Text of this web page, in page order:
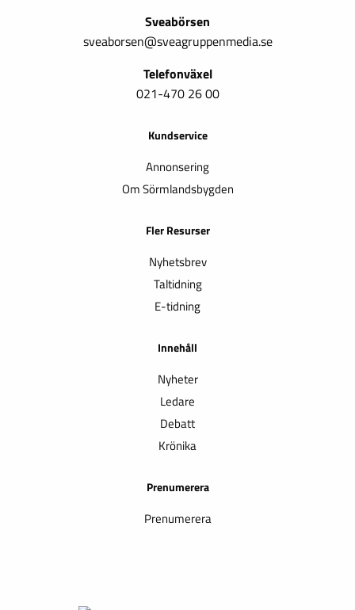
Sveabörsen
sveaborsen@sveagruppenmedia.se
Telefonväxel
021-470 26 00
Kundservice
Annonsering
Om Sörmlandsbygden
Fler Resurser
Nyhetsbrev
Taltidning
E-tidning
Innehåll
Nyheter
Ledare
Debatt
Krönika
Prenumerera
Prenumerera